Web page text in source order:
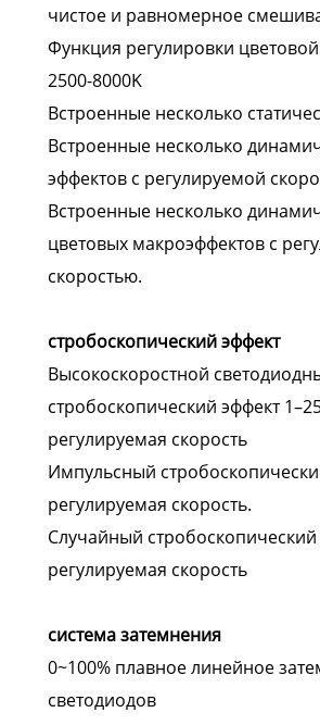
чистое и равномерное
Функция регулировки
2500-8000K
Встроенные несколько
Встроенные несколько
эффектов с регулируемой
Встроенные несколько
цветовых макроэффектов с
скоростью.
стробоскопический эффект
Высокоскоростной
стробоскопический эффект
регулируемая скорость
Импульсный
регулируемая скорость.
Случайный стробоскопический
регулируемая скорость
система затемнения
0~100% плавное линейное
светодиодов